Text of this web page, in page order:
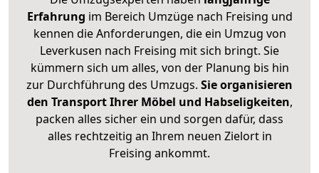
Erfahrung im Bereich Umzüge nach Freising und
kennen die Anforderungen, die ein Umzug von
Leverkusen nach Freising mit sich bringt. Sie
kümmern sich um alles, von der Planung bis hin
zur Durchführung des Umzugs. Sie organisieren
den Transport Ihrer Möbel und Habseligkeiten,
packen alles sicher ein und sorgen dafür, dass
alles rechtzeitig an Ihrem neuen Zielort in
Freising ankommt.